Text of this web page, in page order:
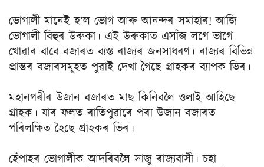
ভোগালী মানেই হ’ল ভোগ আৰু আনন্দৰ সমাহাৰ! আজি
ভোগালী বিহুৰ উৰুকা। এই উৰুকাত এসাঁজ লগে ভাগে
খোৱাৰ বাবে বজাৰত ব্যস্ত ৰাজ্যৰ জনসাধৰণ। ৰাজ্যৰ বিভিন্ন
প্ৰান্তৰ বজাৰসমূহত পুৱাই দেখা গৈছে গ্ৰাহকৰ ব্যাপক ভিৰ।
মহানগৰীৰ উজান বজাৰত মাছ কিনিবলৈ ওলাই আহিছে
গ্ৰাহক। যাৰ ফলত ৰাতিপুৱাৰে পৰা উজান বজাৰত
পৰিলক্ষিত হৈছে গ্ৰাহকৰ ভিৰ।
হেঁপাহৰ ভোগালীক আদৰিবলৈ সাজু ৰাজ্যবাসী। চহা